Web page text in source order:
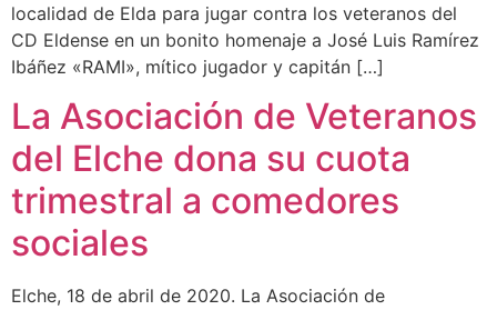
localidad de Elda para jugar contra los veteranos del
CD Eldense en un bonito homenaje a José Luis Ramírez
Ibáñez «RAMI», mítico jugador y capitán […]
La Asociación de Veteranos
del Elche dona su cuota
trimestral a comedores
sociales
Elche, 18 de abril de 2020. La Asociación de